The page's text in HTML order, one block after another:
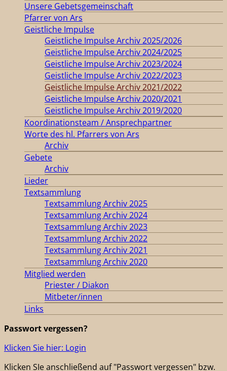
Unsere Gebetsgemeinschaft
Pfarrer von Ars
Geistliche Impulse
Geistliche Impulse Archiv 2025/2026
Geistliche Impulse Archiv 2024/2025
Geistliche Impulse Archiv 2023/2024
Geistliche Impulse Archiv 2022/2023
Geistliche Impulse Archiv 2021/2022
Geistliche Impulse Archiv 2020/2021
Geistliche Impulse Archiv 2019/2020
Koordinationsteam / Ansprechpartner
Worte des hl. Pfarrers von Ars
Archiv
Gebete
Archiv
Lieder
Textsammlung
Textsammlung Archiv 2025
Textsammlung Archiv 2024
Textsammlung Archiv 2023
Textsammlung Archiv 2022
Textsammlung Archiv 2021
Textsammlung Archiv 2020
Mitglied werden
Priester / Diakon
Mitbeter/innen
Links
Passwort vergessen?
Klicken Sie hier: Login
Klicken SIe anschließend auf "Passwort vergessen" bzw.